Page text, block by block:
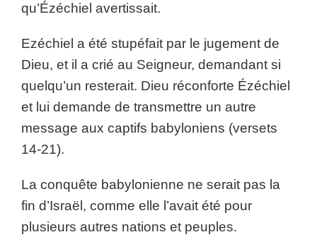
qu’Ézéchiel avertissait.
Ezéchiel a été stupéfait par le jugement de
Dieu, et il a crié au Seigneur, demandant si
quelqu’un resterait. Dieu réconforte Ézéchiel
et lui demande de transmettre un autre
message aux captifs babyloniens (versets
14-21).
La conquête babylonienne ne serait pas la
fin d’Israël, comme elle l’avait été pour
plusieurs autres nations et peuples.